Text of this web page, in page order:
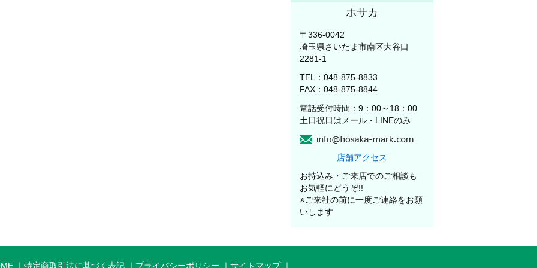
ホサカ
〒336-0042
埼玉県さいたま市南区大谷口
2281-1
TEL：048-875-8833
FAX：048-875-8844
電話受付時間：9：00～18：00
土日祝日はメール・LINEのみ
店舗アクセス
お持込み・ご来店でのご相談も
お気軽にどうぞ!!
※ご来社の前に一度ご連絡をお願
いします
特定商取引法に基づく表記 プライバシーポリシー サイトマップ